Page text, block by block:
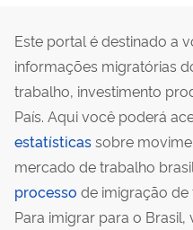
Este portal é destinado a
informações migratórias
trabalho, investimento
País. Aqui você poderá
estatísticassobre
mercado de trabalho
processo de imigração de
Para imigrar para o